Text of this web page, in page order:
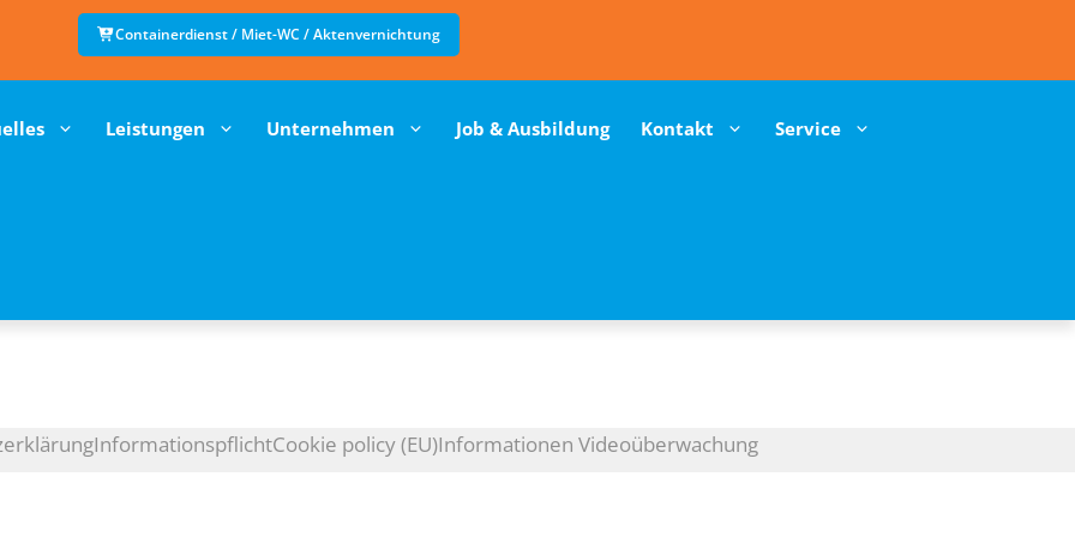
Containerdienst / Miet-WC / Aktenvernichtung
Leistungen Unternehmen Job & Ausbildung Kontakt Service
InformationspflichtCookie policy (EU)Informationen Videoüberwachung